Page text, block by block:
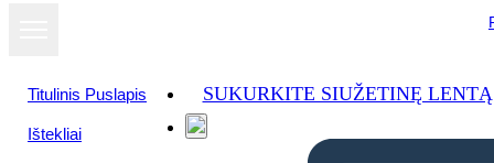
Titulinis Puslapis
Ištekliai
SUKURKITE SIUŽETINĘ LENTĄ